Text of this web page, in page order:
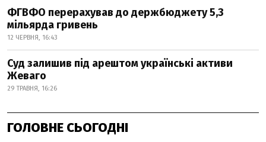
ФГВФО перерахував до держбюджету 5,3
мільярда гривень
12 ЧЕРВНЯ, 16:43
Суд залишив під арештом українські активи
Жеваго
29 ТРАВНЯ, 16:26
ГОЛОВНЕ СЬОГОДНІ